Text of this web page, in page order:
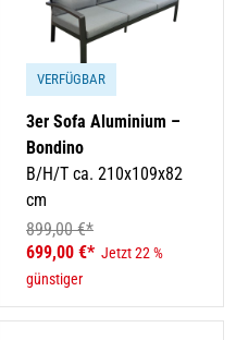
VERFÜGBAR
3er Sofa Aluminium –
Bondino
B/H/T ca. 210x109x82
cm
899,00 €*
699,00 €* Jetzt 22 %
günstiger